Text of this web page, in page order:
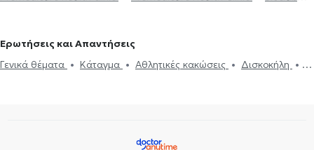
Ερωτήσεις και Απαντήσεις
Γενικά θέματα
Κάταγμα Αθλητικές κακώσεις
Δισκοκήλη